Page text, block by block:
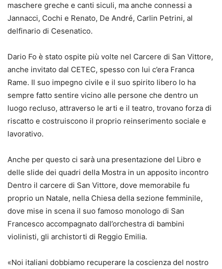
maschere greche e canti siculi, ma anche connessi a
Jannacci, Cochi e Renato, De André, Carlin Petrini, al
delfinario di Cesenatico.
Dario Fo è stato ospite più volte nel Carcere di San Vittore,
anche invitato dal CETEC, spesso con lui c’era Franca
Rame. Il suo impegno civile e il suo spirito libero lo ha
sempre fatto sentire vicino alle persone che dentro un
luogo recluso, attraverso le arti e il teatro, trovano forza di
riscatto e costruiscono il proprio reinserimento sociale e
lavorativo.
Anche per questo ci sarà una presentazione del Libro e
delle slide dei quadri della Mostra in un apposito incontro
Dentro il carcere di San Vittore, dove memorabile fu
proprio un Natale, nella Chiesa della sezione femminile,
dove mise in scena il suo famoso monologo di San
Francesco accompagnato dall’orchestra di bambini
violinisti, gli archistorti di Reggio Emilia.
«Noi italiani dobbiamo recuperare la coscienza del nostro